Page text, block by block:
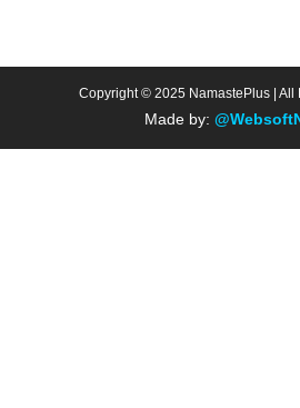
Copyright © 2025 NamastePlus | All
Made by: